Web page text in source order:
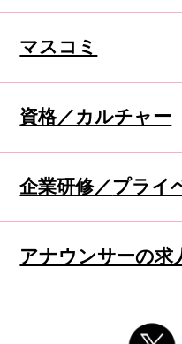
マスコミ
資格／カルチャー
企業研修／プライ
アナウンサーの求